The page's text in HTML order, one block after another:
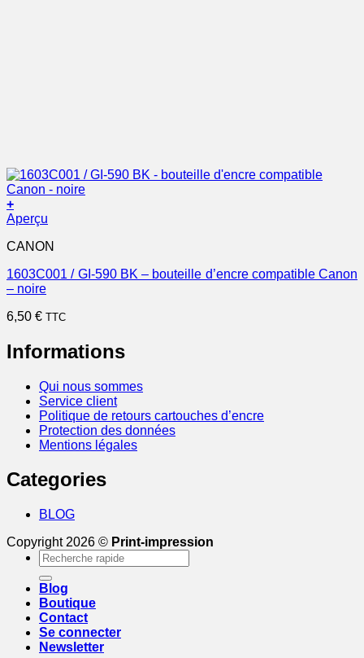
+
Aperçu
CANON
1603C001 / GI-590 BK – bouteille d’encre compatible Canon
– noire
6,50 € TTC
Informations
Qui nous sommes
Service client
Politique de retours cartouches d’encre
Protection des données
Mentions légales
Categories
BLOG
Copyright 2026 © Print-impression
Recherche
pour :
Blog
Boutique
Contact
Se connecter
Newsletter